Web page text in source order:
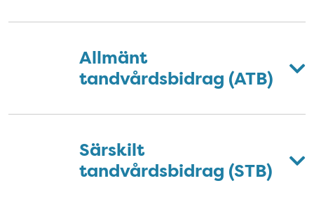
Allmänt
tandvårdsbidrag (ATB)
Särskilt
tandvårdsbidrag (STB)